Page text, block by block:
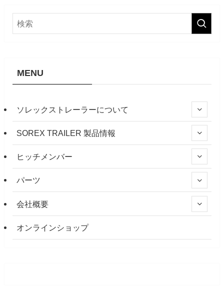
MENU
ソレックストレーラーについて
SOREX TRAILER 製品情報
ヒッチメンバー
パーツ
会社概要
オンラインショップ